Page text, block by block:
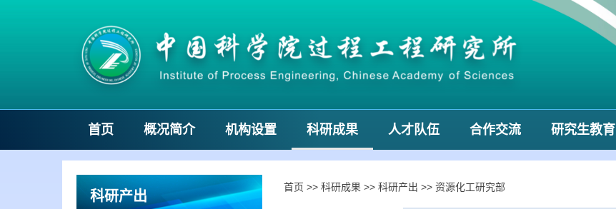
首页 概况简介 机构设置 科研成果 人才队伍 合作交流 研究生教育
科研产出
首页 >> 科研成果 >> 科研产出 >> 资源化工研究部